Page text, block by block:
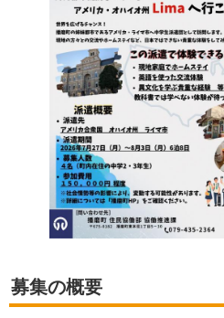
募集の概要